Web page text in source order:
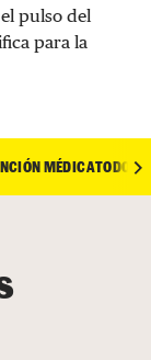
pulso del
para la
MÉDICATODO